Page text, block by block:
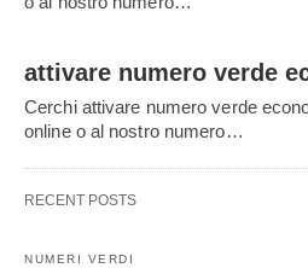
attivare numero verde
Cerchi attivare numero verde
online o al nostro numero…
RECENT POSTS
NUMERI VERDI